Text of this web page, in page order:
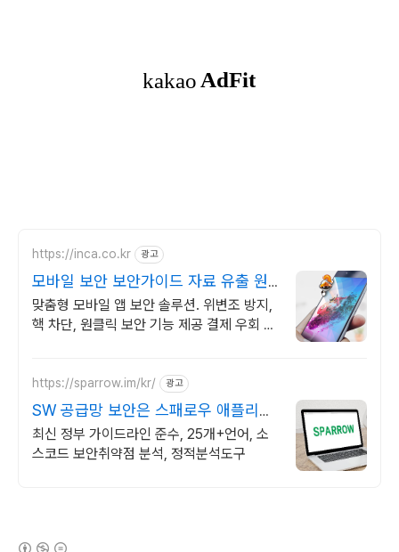
https://inca.co.kr 광고
모바일 보안 보안가이드 자료 유출 원
천 차단
맞춤형 모바일 앱 보안 솔루션. 위변조 방지,
핵 차단, 원클릭 보안 기능 제공 결제 우회 탐
https://sparrow.im/kr/ 광고
SW 공급망 보안은 스패로우 애플리케
이션 보안 전문 기업
최신 정부 가이드라인 준수, 25개+언어, 소
스코드 보안취약점 분석, 정적분석도구